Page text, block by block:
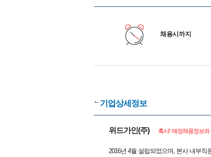
채용시까지
기업상세정보
위드가인(주) 혹시! 매장채용정보와
2016년 4월 설립되었으며, 본사 내부